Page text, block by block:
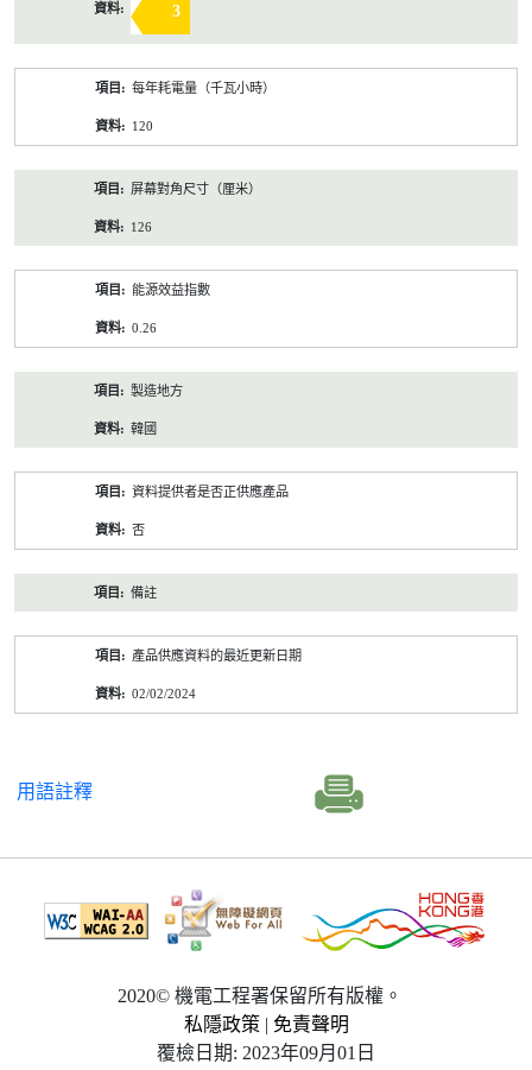
3
每年耗電量（千瓦小時）
120
屏幕對角尺寸（厘米）
126
能源效益指數
0.26
製造地方
韓國
資料提供者是否正供應產品
否
備註
產品供應資料的最近更新日期
02/02/2024
用語註釋
2020© 機電工程署保留所有版權。
私隱政策 | 免責聲明
覆檢日期: 2023年09月01日